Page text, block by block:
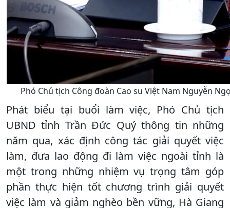
Phó Chủ tịch Công đoàn Cao su Việt Nam Nguyễn
Phát biểu tại buổi làm việc, Phó Chủ tịch
UBND tỉnh Trần Đức Quý thông tin những
năm qua, xác định công tác giải quyết việc
làm, đưa lao động đi làm việc ngoài tỉnh là
một trong những nhiệm vụ trọng tâm góp
phần thực hiện tốt chương trình giải quyết
việc làm và giảm nghèo bền vững, Hà Giang